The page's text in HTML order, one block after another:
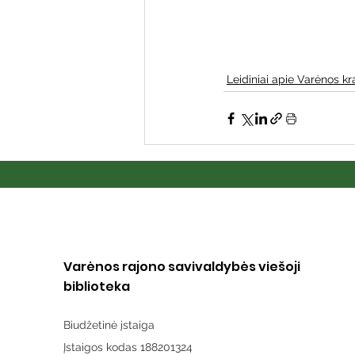
Leidiniai apie Varėnos
Varėnos rajono savivaldybės viešoji
biblioteka
Biudžetinė įstaiga
Įstaigos kodas 188201324